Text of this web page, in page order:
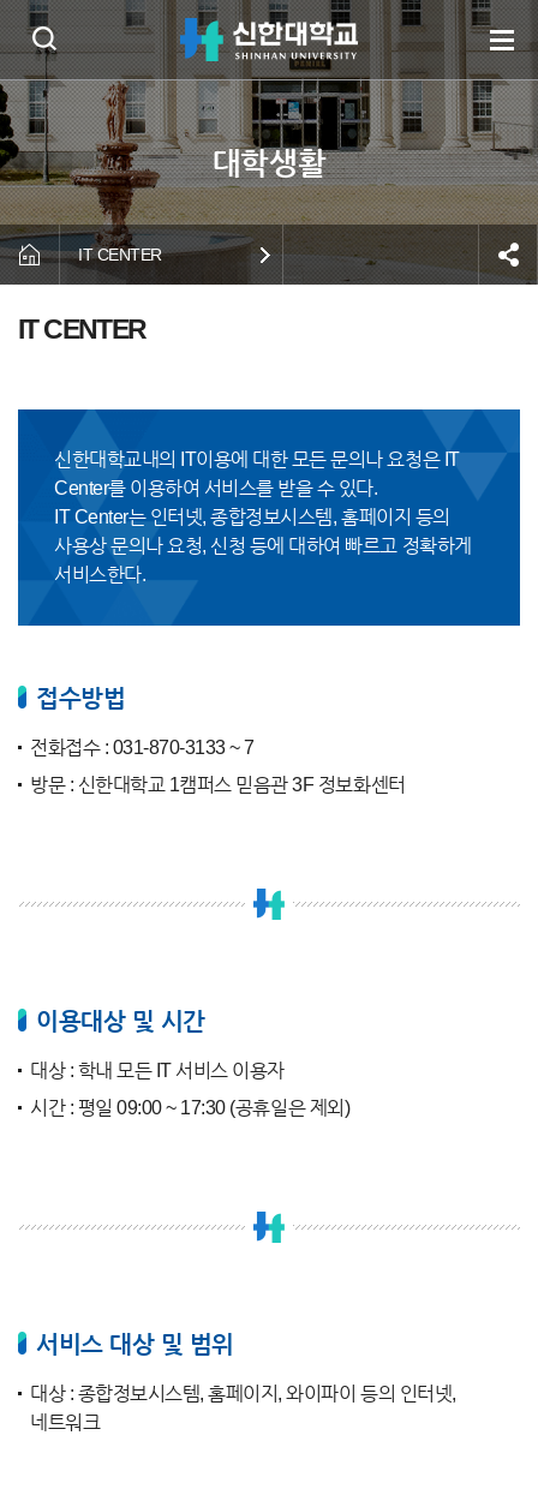
IT CENTER
IT CENTER
신한대학교내의 IT이용에 대한 모든 문의나 요청은 IT
Center를 이용하여 서비스를 받을 수 있다.
IT Center는 인터넷, 종합정보시스템, 홈페이지 등의
사용상 문의나 요청, 신청 등에 대하여 빠르고 정확하게
서비스한다.
접수방법
전화접수 : 031-870-3133 ~ 7
방문 : 신한대학교 1캠퍼스 믿음관 3F 정보화센터
이용대상 및 시간
대상 : 학내 모든 IT 서비스 이용자
시간 : 평일 09:00 ~ 17:30 (공휴일은 제외)
서비스 대상 및 범위
대상 : 종합정보시스템, 홈페이지, 와이파이 등의 인터넷,
네트워크